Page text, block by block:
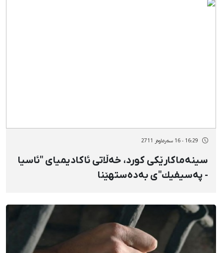
16:29 - 16 سەرماوەز 2711
سینەماكارێكی كورد، خەڵاتی ئاكادیمیای "ئاسیا
- پەسیفیك"ی بەدەستهێنا